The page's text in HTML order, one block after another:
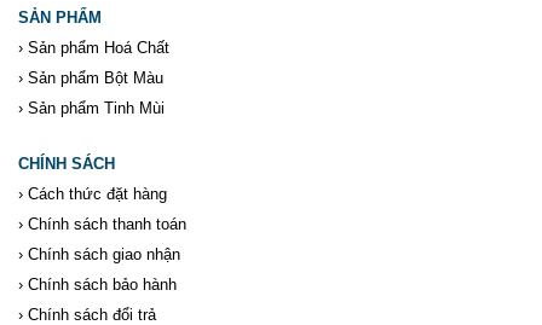
SẢN PHẨM
› Sản phẩm Hoá Chất
› Sản phẩm Bột Màu
› Sản phẩm Tinh Mùi
CHÍNH SÁCH
› Cách thức đặt hàng
› Chính sách thanh toán
› Chính sách giao nhận
› Chính sách bảo hành
› Chính sách đổi trả